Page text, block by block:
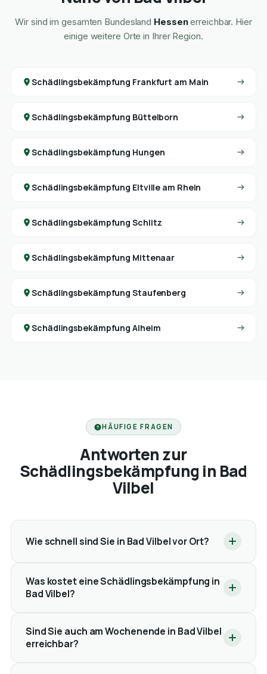
Wir sind im gesamten Bundesland Hessenerreichbar. Hier
einige weitere Orte in Ihrer Region.
Schädlingsbekämpfung Frankfurt am Main
Schädlingsbekämpfung Büttelborn
Schädlingsbekämpfung Hungen
Schädlingsbekämpfung Eltville am Rhein
Schädlingsbekämpfung Schlitz
Schädlingsbekämpfung Mittenaar
Schädlingsbekämpfung Staufenberg
Schädlingsbekämpfung Alheim
HÄUFIGE FRAGEN
Antworten zur
Schädlingsbekämpfung in Bad
Vilbel
Wie schnell sind Sie in Bad Vilbel vor Ort?
Was kostet eine Schädlingsbekämpfung in
Bad Vilbel?
Sind Sie auch am Wochenende in Bad Vilbel
erreichbar?